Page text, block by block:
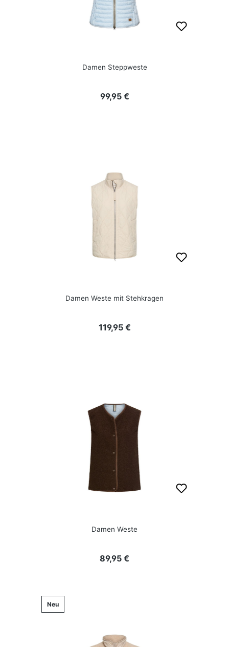
Damen Steppweste
Regulärer Preis:
99,95 €
Damen Weste mit Stehkragen
Regulärer Preis:
119,95 €
Damen Weste
Regulärer Preis:
89,95 €
Neu